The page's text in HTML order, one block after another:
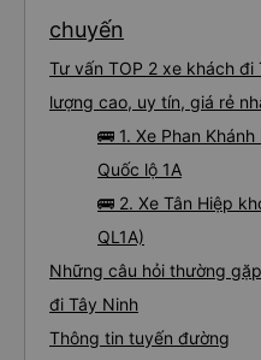
chuyến
Tư vấn TOP 2 xe khách
lượng cao, uy tín, giá rẻ
🚌 1. Xe Phan
Quốc lộ 1A
🚌 2. Xe Tân Hiệp
QL1A)
Những câu hỏi thường
đi Tây Ninh
Thông tin tuyến đường